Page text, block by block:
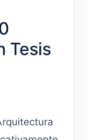
Tesis